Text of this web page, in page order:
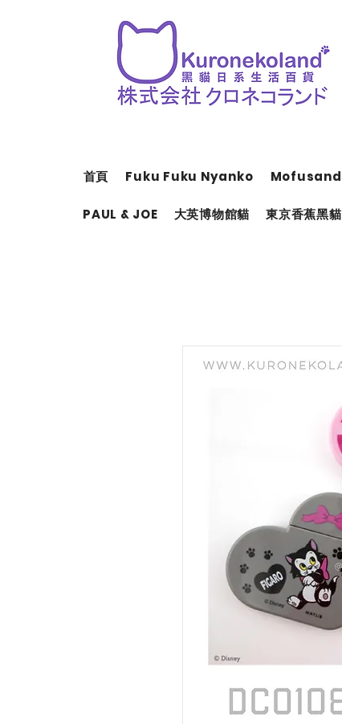
首頁 Fuku Fuku Nyanko Mofusand
PAUL & JOE 大英博物館貓 東京香蕉黑貓